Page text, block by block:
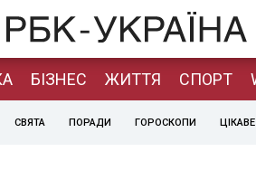
БІЗНЕС ЖИТТЯ СПОРТ
СВЯТА ПОРАДИ ГОРОСКОПИ ЦІКАВЕ